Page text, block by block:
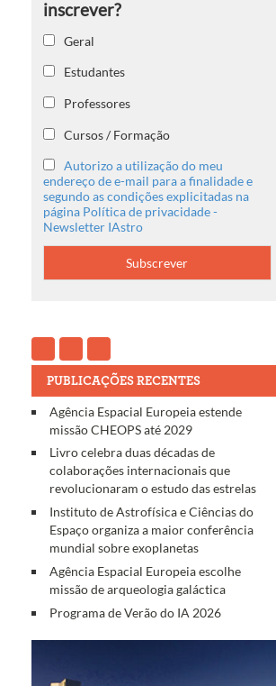
Geral
Estudantes
Professores
Cursos / Formação
Autorizo a utilização do meu
endereço de e-mail para a finalidade e
segundo as condições explicitadas na
página Política de privacidade -
Newsletter IAstro
PUBLICAÇÕES RECENTES
Agência Espacial Europeia estende
missão CHEOPS até 2029
Livro celebra duas décadas de
colaborações internacionais que
revolucionaram o estudo das estrelas
Instituto de Astrofísica e Ciências do
Espaço organiza a maior conferência
mundial sobre exoplanetas
Agência Espacial Europeia escolhe
missão de arqueologia galáctica
Programa de Verão do IA 2026